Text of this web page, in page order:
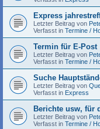
Express
Letzter Beitrag von
Verfasst in Termine /
Termin für E-Post
Letzter Beitrag von
Verfasst in Termine /
Suche
Letzter Beitrag von
Verfasst in Express
Berichte usw, für
Letzter Beitrag von
Verfasst in Termine /